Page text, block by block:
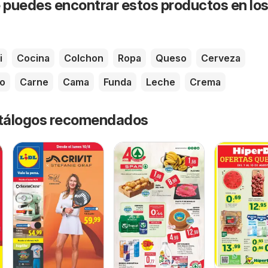
encontrar estos productos en los
Cocina Colchon Ropa Queso
Cerveza
Carne Cama Funda Leche Crema
recomendados